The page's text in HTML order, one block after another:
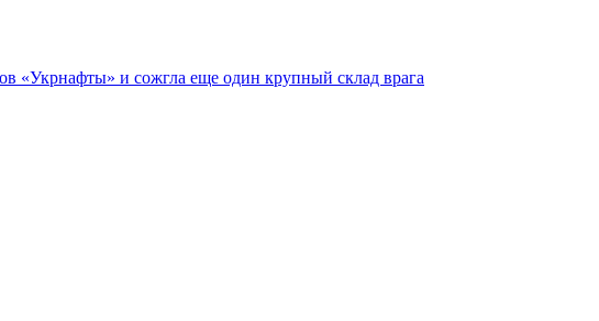
«Укрнафты» и сожгла еще один крупный склад врага